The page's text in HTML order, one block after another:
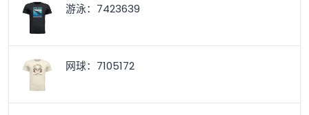
游泳：7423639
网球：7105172